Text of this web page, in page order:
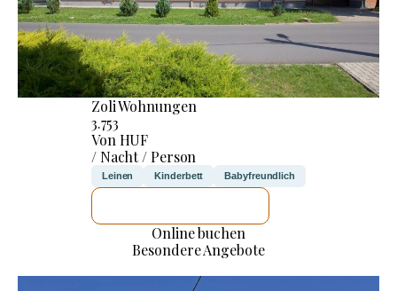
Zoli Wohnungen
3.753
Von HUF
/ Nacht / Person
Leinen Kinderbett Babyfreundlich
Online buchen
Besondere Angebote